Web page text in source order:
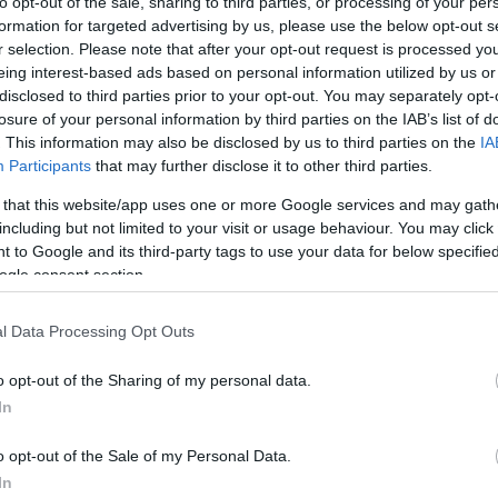
for targeted advertising by us, please use the below opt-out
selection. Please note that after your opt-out request is processed
interest-based ads based on personal information utilized by us
to third parties prior to your opt-out. You may separately
of your personal information by third parties on the IAB’s list of
This information may also be disclosed by us to third parties on the
Participants that may further disclose it to other third parties.
that this website/app uses one or more Google services and may
but not limited to your visit or usage behaviour. You may
to Google and its third-party tags to use your data for below
consent section.
Data Processing Opt Outs
opt-out of the Sharing of my personal data.
opt-out of the Sale of my Personal Data.
Of Heartközben. A 2012-ben debütált
kvartett a szofiszti pop idei egyik jeles és
hogy nincs benne a befolyásos sajtó
hogy titokban találsz egy zenekart, ami úgy
botlasz bele mindenhol az interneten. De ne
a csapatba annak, aki nem csak
mert akiben van egy kis gyengédség, és aki
popzenét meg egyebeket (van olyan, aki ezért
mint ahogy hallhatóan Jane Penny alélt el,
kicsit Young Marble Giants, kicsit XX aroma
semmitmondóan közönséges, aztán
és kötelező melankólia, amiből csak az rángat ki,
egymás után.